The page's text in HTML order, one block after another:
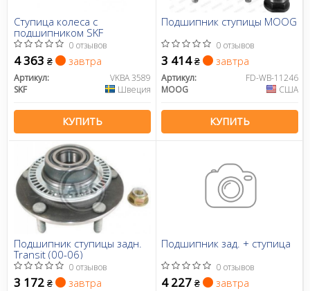
Ступица колеса с
подшипником SKF
0 отзывов
4 363 ₴ завтра
Артикул:
VKBA 3589
SKF
Швеция
КУПИТЬ
Подшипник ступицы MOOG
0 отзывов
3 414₴ завтра
Артикул:
FD-WB-11246
MOOG
США
КУПИТЬ
Подшипник ступицы задн.
Transit (00-06)
0 отзывов
3 172 ₴ завтра
Подшипник зад. + ступица
0 отзывов
4 227 ₴ завтра